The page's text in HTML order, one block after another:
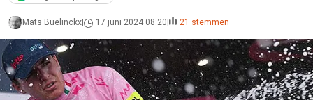
Mats Buelinckx 17 juni 2024 08:20 21 stemmen